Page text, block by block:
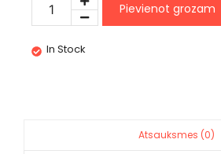
Pievienot grozam
In Stock
Atsauksmes (0)